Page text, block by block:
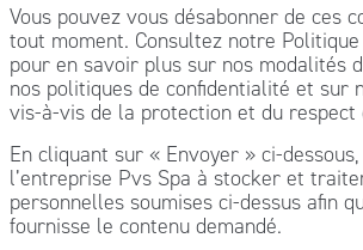
Vous pouvez vous désabonner de ces
tout moment. Consultez notre
pour en savoir plus sur nos modalités
nos politiques de confidentialité et sur
vis-à-vis de la protection et du respect
En cliquant sur « Envoyer » ci-
l’entreprise Pvs Spa à stocker et
personnelles soumises ci-dessus afin
fournisse le contenu demandé.